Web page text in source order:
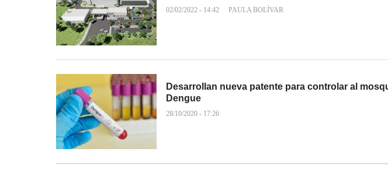
02/02/2022 - 14:42 PAULA BOLÍVAR
Desarrollan nueva patente para controlar al
Dengue
28/10/2020 - 17:26